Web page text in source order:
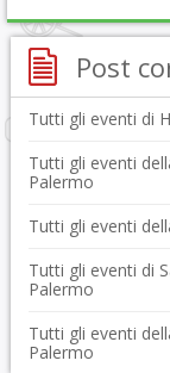
Post
Tutti gli eventi di
Tutti gli eventi
Palermo
Tutti gli eventi
Tutti gli eventi di
Palermo
Tutti gli eventi
Palermo